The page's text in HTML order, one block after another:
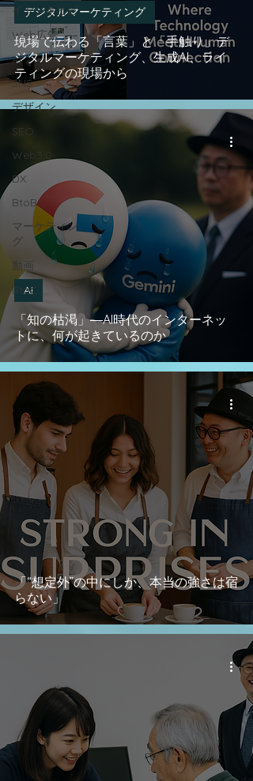
イトシキヒビ
Web広告
AI
SNS
デザイン
SEO
Web3.0
DX
BtoB
マーケティン
グ
動画
BtoC
現場で伝わる「言葉」と「手触り」デ
ジタルマーケティング、生成AI、ライ
ティングの現場から
デジタルマーケティング
「知の枯渇」―AI時代のインターネッ
トに、何が起きているのか
AI
「“想定外”の中にしか、本当の強さは宿
らない」